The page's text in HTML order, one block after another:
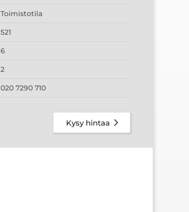
Toimistotila
521
6
2
020 7290 710
Kysy hintaa